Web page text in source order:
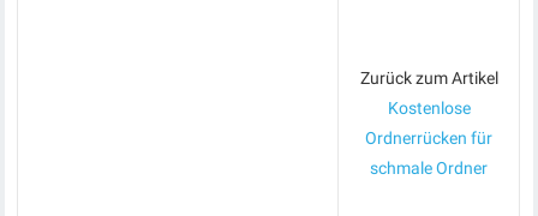
Zurück zum Artikel
Kostenlose
Ordnerrücken für
schmale Ordner